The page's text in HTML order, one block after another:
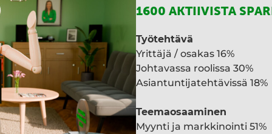
1600 AKTIIVISTA
Työtehtävä
Yrittäjä / osakas 16%
Johtavassa roolissa 30%
Asiantuntijatehtävissä 18%
Teemaosaaminen
Myynti ja markkinointi 51%